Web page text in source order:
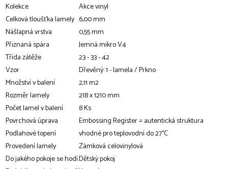
Kolekce
Akce vinyl
Celková tloušťka lamely 6,00 mm
Nášlapná vrstva
0,55 mm
Přiznaná spára
Jemná mikro V4
Třída zátěže
23 - 33 - 42
Vzor
Dřevěný: 1 - lamela / Prkno
Množství v balení
2,11 m2
Rozměr lamely
218 x 1210 mm
Počet lamel v balení
8 Ks
Povrchová úprava
Embossing Register = autentická struktura
Podlahové topení
vhodné pro teplovodní do 27°C
Provedení lamely
Zámková celovinylová
Do jakého pokoje se hodíDětský pokoj